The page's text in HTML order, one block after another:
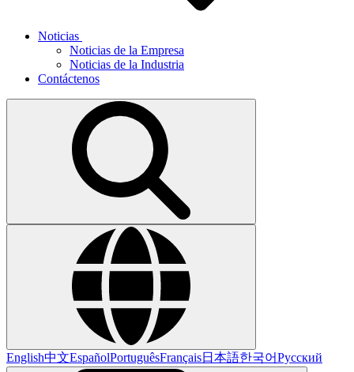
Noticias
Noticias de la Empresa
Noticias de la Industria
Contáctenos
English中文EspañolPortuguêsFrançais日本語한국어Русский